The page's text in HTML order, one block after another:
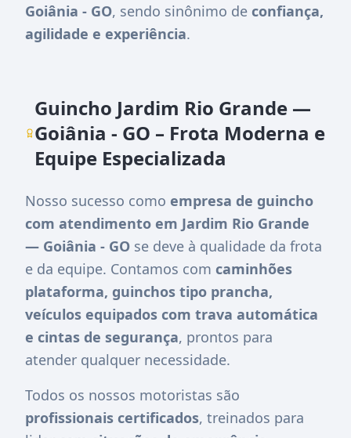
Goiânia - GO, sendo sinônimo de confiança,
agilidade e experiência.
Guincho Jardim Rio Grande —
Goiânia - GO – Frota Moderna e
Equipe Especializada
Nosso sucesso como empresa de guincho
com atendimento em Jardim Rio Grande
— Goiânia - GO se deve à qualidade da frota
e da equipe. Contamos com caminhões
plataforma, guinchos tipo prancha,
veículos equipados com trava automática
e cintas de segurança, prontos para
atender qualquer necessidade.
Todos os nossos motoristas são
profissionais certificados, treinados para